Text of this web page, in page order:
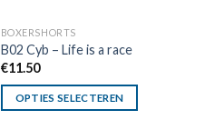
BOXERSHORTS
B02 Cyb – Life is a race
€11.50
OPTIES SELECTEREN